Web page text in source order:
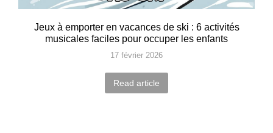
Jeux à emporter en vacances de ski : 6 activités
musicales faciles pour occuper les enfants
17 février 2026
Read article